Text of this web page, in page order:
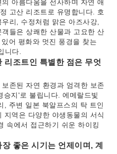
아름다움을 선사하며 자연 애
고산 리조트로 유명합니다. 호
리, 수정처럼 맑은 아즈사강,
들은 상쾌한 산물과 고요한 산
어 평화와 멋진 풍경을 찾는
니다.
리조트인 특별한 점은 무엇
존된 자연 환경과 엄격한 보존
승지'로 불립니다. 에메랄드빛
, 주변 일본 북알프스의 탁 트인
지역은 다양한 야생동물의 서식
속에서 접근하기 쉬운 하이킹
좋은 시기는 언제이며, 계